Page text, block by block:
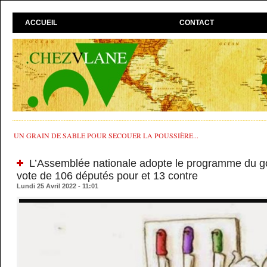
ACCUEIL CONTACT
UN GRAIN DE SABLE POUR SECOUER LA POUSSIÈRE...
L’Assemblée nationale adopte le programme du
vote de 106 députés pour et 13 contre
Lundi 25 Avril 2022 - 11:01